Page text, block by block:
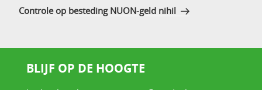
bericht
Controle op besteding NUON-geld nihil
BLIJF OP DE HOOGTE